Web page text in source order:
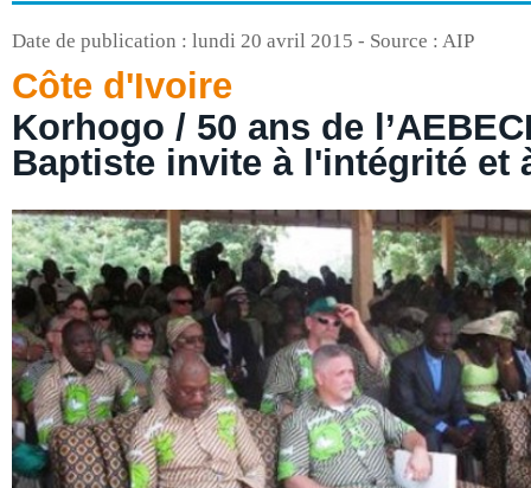
Date de publication : lundi 20 avril 2015 - Source : AIP
Côte d'Ivoire
Korhogo / 50 ans de
Baptiste invite à l'intégrité et